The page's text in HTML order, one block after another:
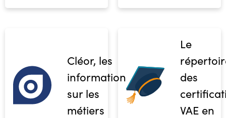
Cléor, les
informations
sur les
métiers
Le
des
VAE en